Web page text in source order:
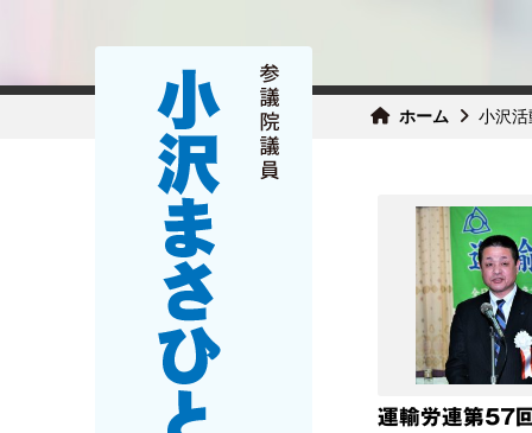
ホーム 小沢
運輸労連第57